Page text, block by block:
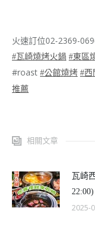
火速訂位02-2369-
#瓦崎燒烤火鍋 #東區
#roast #公館燒烤 #西
推薦
相關文章
瓦崎
22:00)
2025-